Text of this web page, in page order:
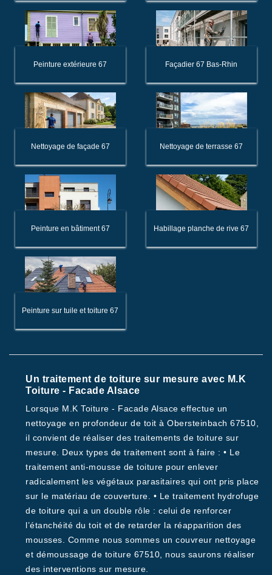
Peinture extérieure 67 Façadier 67 Bas-Rhin
Nettoyage de façade 67 Nettoyage de terrasse 67
Peinture en bâtiment 67 Habillage planche de rive 67
Peinture sur tuile et toiture 67
Un traitement de toiture sur mesure avec M.K
Toiture - Facade Alsace
Lorsque M.K Toiture - Facade Alsace effectue un
nettoyage en profondeur de toit à Obersteinbach 67510,
il convient de réaliser des traitements de toiture sur
mesure. Deux types de traitement sont à faire : • Le
traitement anti-mousse de toiture pour enlever
radicalement les végétaux parasitaires qui ont pris place
sur le matériau de couverture. • Le traitement hydrofuge
de toiture qui a un double rôle : celui de renforcer
l’étanchéité du toit et de retarder la réapparition des
mousses. Comme nous sommes un couvreur nettoyage
et démoussage de toiture 67510, nous saurons réaliser
des interventions sur mesure.